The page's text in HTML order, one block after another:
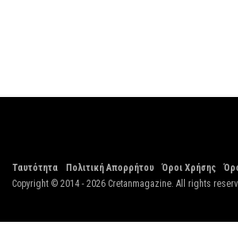
Ταυτότητα Πολιτική Απορρήτου Όροι Χρήσης
Copyright © 2014 - 2026 Cretanmagazine. All rights